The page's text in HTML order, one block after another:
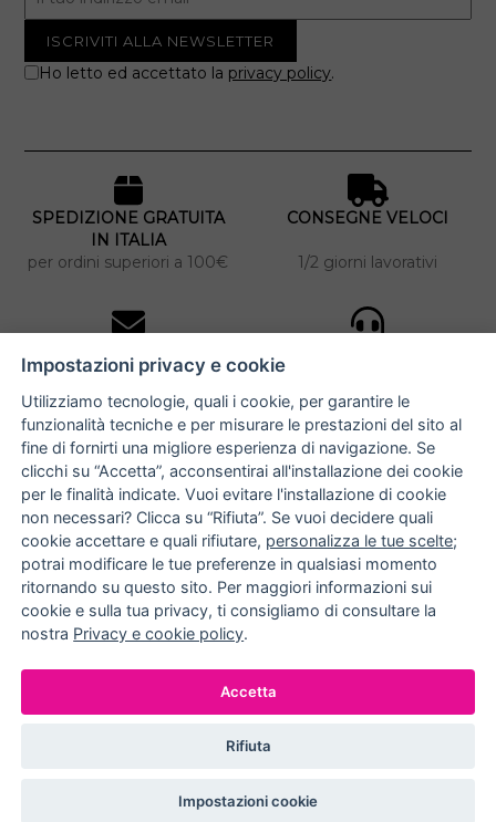
Ho letto ed accettato la privacy policy.
SPEDIZIONE GRATUITA
IN ITALIA
per ordini superiori a 100€
CONSEGNE VELOCI
1/2 giorni lavorativi
iscriviti alla newsletter
per tutti gli ordini
NUCCIA COSTANTINO
via Argiro 112/114 - 70122 Bari
+39 080 990 9118
+39 391 72 89 930
METODI DI PAGAMENTO
P.IVA: 05524540720
Impostazioni privacy e cookie
Utilizziamo tecnologie, quali i cookie, per garantire le
funzionalità tecniche e per misurare le prestazioni del sito al
fine di fornirti una migliore esperienza di navigazione. Se
clicchi su “Accetta”, acconsentirai all'installazione dei cookie
per le finalità indicate. Vuoi evitare l'installazione di cookie
non necessari? Clicca su “Rifiuta”. Se vuoi decidere quali
cookie accettare e quali rifiutare, personalizza le tue scelte;
potrai modificare le tue preferenze in qualsiasi momento
ritornando su questo sito. Per maggiori informazioni sui
cookie e sulla tua privacy, ti consigliamo di consultare la
nostra Privacy e cookie policy.
Accetta
Rifiuta
Impostazioni cookie